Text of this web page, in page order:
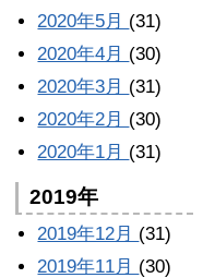
2020年5月 (31)
2020年4月 (30)
2020年3月 (31)
2020年2月 (30)
2020年1月 (31)
2019年
2019年12月 (31)
2019年11月 (30)